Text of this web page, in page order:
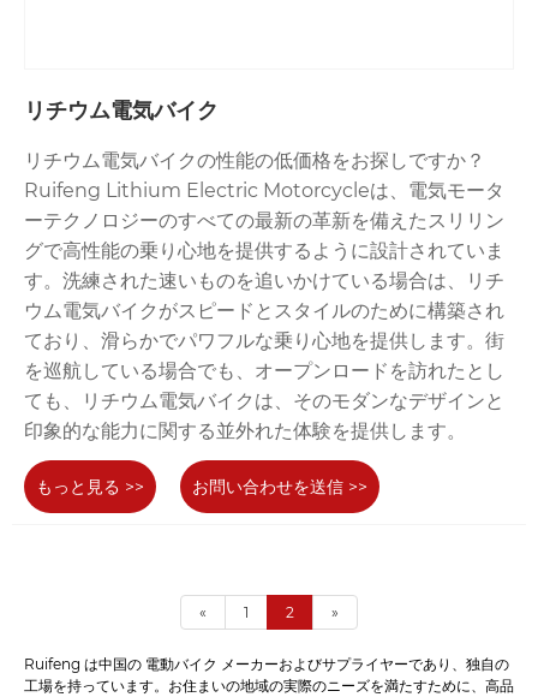
リチウム電気バイク
リチウム電気バイクの性能の低価格をお探しですか？
Ruifeng Lithium Electric Motorcycleは、電気モータ
ーテクノロジーのすべての最新の革新を備えたスリリン
グで高性能の乗り心地を提供するように設計されていま
す。洗練された速いものを追いかけている場合は、リチ
ウム電気バイクがスピードとスタイルのために構築され
ており、滑らかでパワフルな乗り心地を提供します。街
を巡航している場合でも、オープンロードを訪れたとし
ても、リチウム電気バイクは、そのモダンなデザインと
印象的な能力に関する並外れた体験を提供します。
もっと見る >> お問い合わせを送信 >>
« 1 2 »
Ruifeng は中国の 電動バイク メーカーおよびサプライヤーであり、独自の
工場を持っています。お住まいの地域の実際のニーズを満たすために、高品